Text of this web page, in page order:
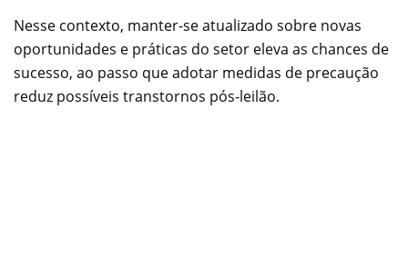
Nesse contexto, manter-se atualizado sobre novas
oportunidades e práticas do setor eleva as chances de
sucesso, ao passo que adotar medidas de precaução
reduz possíveis transtornos pós-leilão.